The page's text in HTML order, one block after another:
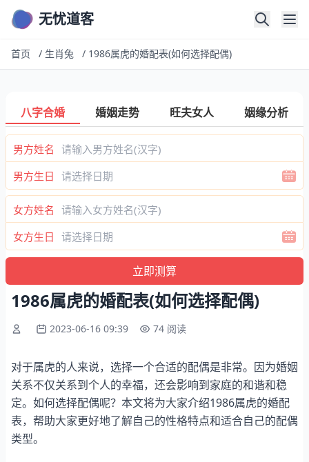
无忧道客
首页 / 生肖兔 / 1986属虎的婚配表(如何选择配偶)
八字合婚 婚姻走势 旺夫女人 姻缘分析
男方姓名
男方生日
女方姓名
女方生日
1986属虎的婚配表(如何选择配偶)
2023-06-16 09:39 74 阅读
对于属虎的人来说，选择一个合适的配偶是非常。因为婚姻
关系不仅关系到个人的幸福，还会影响到家庭的和谐和稳
定。如何选择配偶呢？本文将为大家介绍1986属虎的婚配
表，帮助大家更好地了解自己的性格特点和适合自己的配偶
类型。